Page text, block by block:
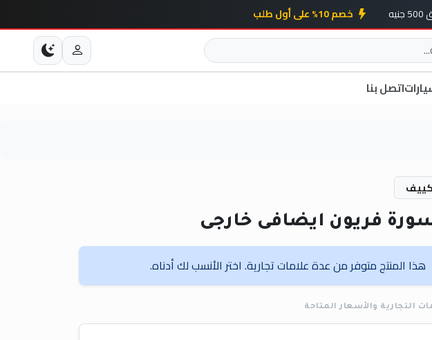
خصم 10% على أول طلب
اتصل بنا
فريون ايضافى خارجى
هذا المنتج متوفر من عدة علامات تجارية. اختر الأنسب لك أدناه.
التجارية والأسعار المتاحة